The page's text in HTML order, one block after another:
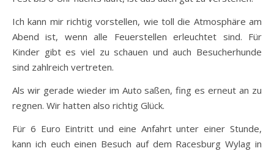
Ich kann mir richtig vorstellen, wie toll die Atmosphäre am
Abend ist, wenn alle Feuerstellen erleuchtet sind. Für
Kinder gibt es viel zu schauen und auch Besucherhunde
sind zahlreich vertreten.
Als wir gerade wieder im Auto saßen, fing es erneut an zu
regnen. Wir hatten also richtig Glück.
Für 6 Euro Eintritt und eine Anfahrt unter einer Stunde,
kann ich euch einen Besuch auf dem Racesburg Wylag in